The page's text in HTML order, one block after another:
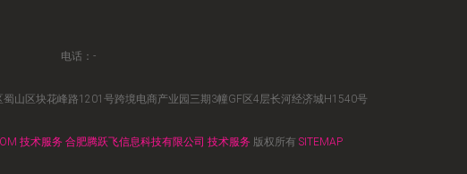
电话：-
山区块花峰路1201号跨境电商产业园三期3幢GF区4层长河经济城H1540号
技术服务 合肥腾跃飞信息科技有限公司 技术服务 版权所有 SITEMAP